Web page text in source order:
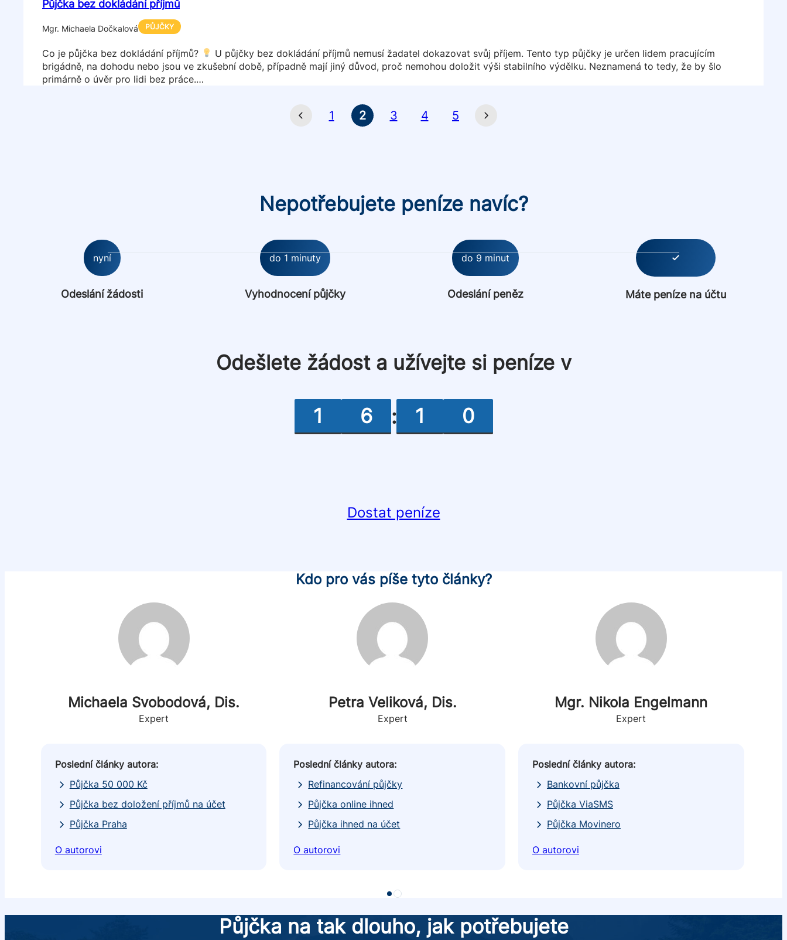
Půjčka bez dokládání příjmů
Mgr. Michaela Dočkalová PŮJČKY
Co je půjčka bez dokládání příjmů?
U půjčky bez dokládání příjmů nemusí žadatel dokazovat svůj příjem. Tento typ půjčky je určen lidem pracujícím
brigádně, na dohodu nebo jsou ve zkušební době, případně mají jiný důvod, proč nemohou doložit výši stabilního výdělku. Neznamená to tedy, že by šlo
primárně o úvěr pro lidi bez práce.…
1 2 3 4 5
Nepotřebujete peníze navíc?
nyní
Odeslání žádosti
do 1 minuty
Vyhodnocení půjčky
do 9 minut
Odeslání peněz Máte peníze na účtu
Odešlete žádost a užívejte si peníze v
1 6 : 1 0
Dostat peníze
Kdo pro vás píše tyto články?
Michaela Svobodová, Dis.
Expert
Poslední články autora:
Půjčka 50 000 Kč
Půjčka bez doložení příjmů na účet
Půjčka Praha
O autorovi
Petra Veliková, Dis.
Expert
Poslední články autora:
Refinancování půjčky
Půjčka online ihned
Půjčka ihned na účet
O autorovi
Mgr. Nikola Engelmann
Expert
Poslední články autora:
Bankovní půjčka
Půjčka ViaSMS
Půjčka Movinero
O autorovi
Půjčka na tak dlouho, jak potřebujete